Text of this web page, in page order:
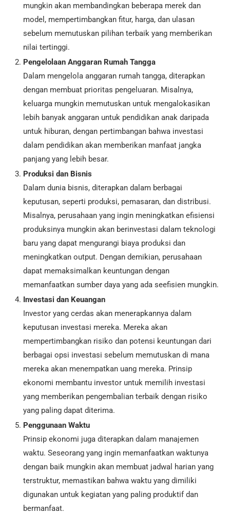
mungkin akan membandingkan beberapa merek dan
model, mempertimbangkan fitur, harga, dan ulasan
sebelum memutuskan pilihan terbaik yang memberikan
nilai tertinggi.
Pengelolaan Anggaran Rumah Tangga
Dalam mengelola anggaran rumah tangga, diterapkan
dengan membuat prioritas pengeluaran. Misalnya,
keluarga mungkin memutuskan untuk mengalokasikan
lebih banyak anggaran untuk pendidikan anak daripada
untuk hiburan, dengan pertimbangan bahwa investasi
dalam pendidikan akan memberikan manfaat jangka
panjang yang lebih besar.
Produksi dan Bisnis
Dalam dunia bisnis, diterapkan dalam berbagai
keputusan, seperti produksi, pemasaran, dan distribusi.
Misalnya, perusahaan yang ingin meningkatkan efisiensi
produksinya mungkin akan berinvestasi dalam teknologi
baru yang dapat mengurangi biaya produksi dan
meningkatkan output. Dengan demikian, perusahaan
dapat memaksimalkan keuntungan dengan
memanfaatkan sumber daya yang ada seefisien mungkin.
Investasi dan Keuangan
Investor yang cerdas akan menerapkannya dalam
keputusan investasi mereka. Mereka akan
mempertimbangkan risiko dan potensi keuntungan dari
berbagai opsi investasi sebelum memutuskan di mana
mereka akan menempatkan uang mereka. Prinsip
ekonomi membantu investor untuk memilih investasi
yang memberikan pengembalian terbaik dengan risiko
yang paling dapat diterima.
Penggunaan Waktu
Prinsip ekonomi juga diterapkan dalam manajemen
waktu. Seseorang yang ingin memanfaatkan waktunya
dengan baik mungkin akan membuat jadwal harian yang
terstruktur, memastikan bahwa waktu yang dimiliki
digunakan untuk kegiatan yang paling produktif dan
bermanfaat.